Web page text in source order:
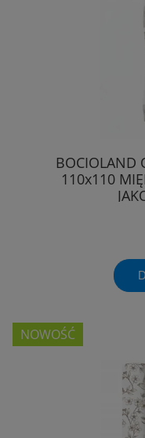
BOCIOLAND
110x110
NOWOŚĆ